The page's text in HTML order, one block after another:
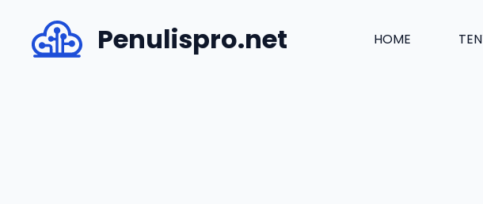
content
Penulispro.net HOME